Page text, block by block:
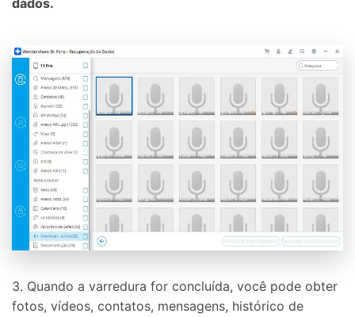
dados.
3. Quando a varredura for concluída, você pode obter
fotos, vídeos, contatos, mensagens, histórico de